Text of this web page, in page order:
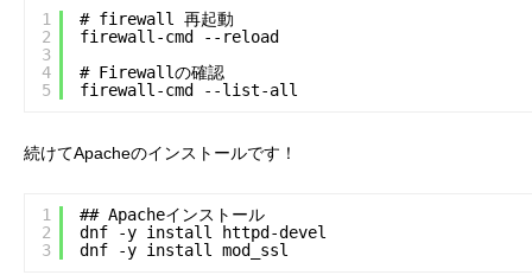
1
2
3
4
5
# firewall 再起動
firewall-cmd --reload
# Firewallの確認
firewall-cmd --list-all
続けてApacheのインストールです！
1
2
3
## Apacheインストール
dnf -y install httpd-devel
dnf -y install mod_ssl